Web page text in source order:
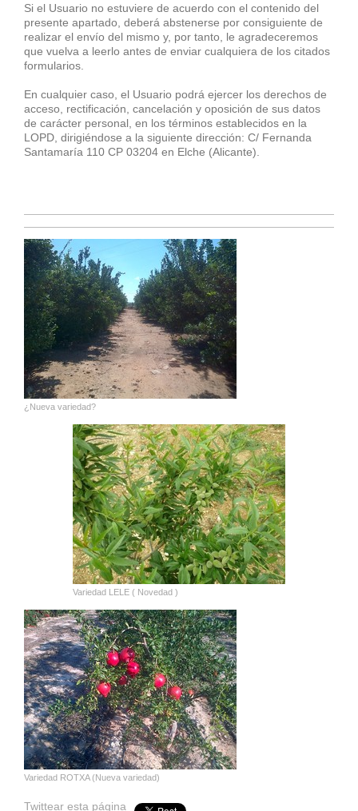
Si el Usuario no estuviere de acuerdo con el contenido del
presente apartado, deberá abstenerse por consiguiente de
realizar el envío del mismo y, por tanto, le agradeceremos
que vuelva a leerlo antes de enviar cualquiera de los citados
formularios.
En cualquier caso, el Usuario podrá ejercer los derechos de
acceso, rectificación, cancelación y oposición de sus datos
de carácter personal, en los términos establecidos en la
LOPD, dirigiéndose a la siguiente dirección: C/ Fernanda
Santamaría 110 CP 03204 en Elche (Alicante).
¿Nueva variedad?
Variedad LELE ( Novedad )
Variedad ROTXA (Nueva variedad)
Twittear esta página